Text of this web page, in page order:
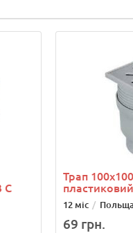
С
Трап
12 міс Польща
69 грн.